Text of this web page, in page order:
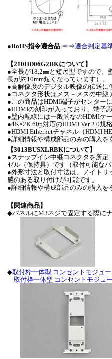
●RoHS指令適合品 ⇒⇒適合判定基
【210HD06G2BKについて】
●全長が18.2㎜と短尺型ですので、
長が約10mm短くなっています）。
●高解像度のデジタル映像の伝送
●コネクタ形状はメス－メスの中継
●この商品はHDMI端子がセンター
●HDMIの刻印が入っており、端子
●壁内配線には一般的なのHDMIケ
●4K×2K 60p対応のHDMI Ver 2.0規
●HDMI Ethernetチャネル（HDMI
●詳細情報や構成部品のみの購入を
【3013BUSXLRBKについて】
●スナップイン中継コネクタを所
ゼル（保持具）です（取付可能な
●外形寸法と取付寸法は、ノイト
感のある取り付けが可能です。
●詳細情報や構成部品のみの購入を
【関連商品】
◆パネルにM3ネジで固定する際に
◆取付枠一体型 コンセントモジュ
取付枠一体型 コンセントモジ